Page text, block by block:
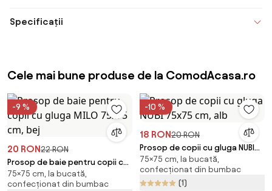
Specificații
Cele mai bune produse de la ComodAcasa.ro
-9 %
20 RON22 RON
Prosop de baie pentru copii cu
gluga MILO 75x75 cm, bej
75×75 cm, la bucată,
confecționat din bumbac
-10 %
18 RON20 RON
Prosop de copii cu gluga NUBI
75x75 cm, alb
75×75 cm, la bucată,
confecționat din bumbac
(1)